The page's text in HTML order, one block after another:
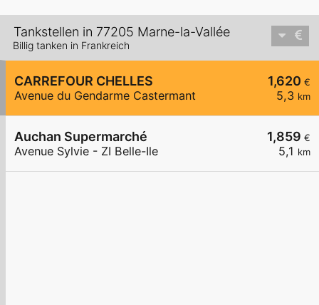
Tankstellen in 77205 Marne-la-Vallée
Billig tanken in Frankreich
1,620 €
5,3 km
CARREFOUR CHELLES
Avenue du Gendarme Castermant
1,859 €
5,1 km
Auchan Supermarché
Avenue Sylvie - ZI Belle-Ile